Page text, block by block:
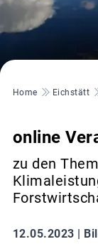
Pfadnavigation
Home Eichstätt
online
zu den
12.05.2023 |